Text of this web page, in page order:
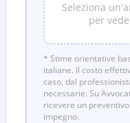
Seleziona
per
* Stime orientative
italiane. Il costo
caso, dal
necessarie. Su
ricevere un
impegno.